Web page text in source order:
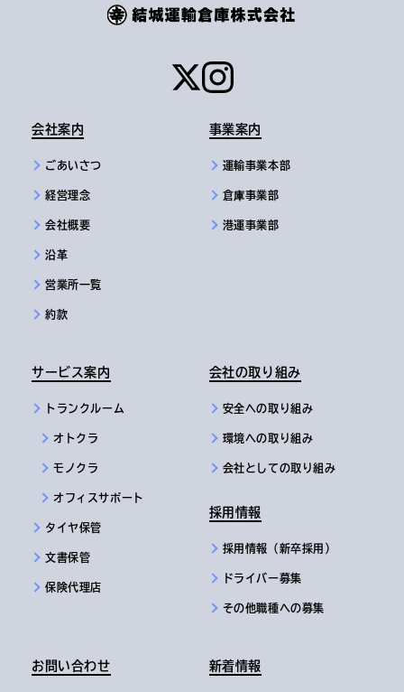
会社案内
ごあいさつ
経営理念
会社概要
沿革
営業所一覧
約款
事業案内
運輸事業本部
倉庫事業部
港運事業部
サービス案内
トランクルーム
オトクラ
モノクラ
オフィスサポート
タイヤ保管
文書保管
保険代理店
会社の取り組み
安全への取り組み
環境への取り組み
会社としての取り組み
採用情報
採用情報（新卒採用）
ドライバー募集
その他職種への募集
お問い合わせ 新着情報